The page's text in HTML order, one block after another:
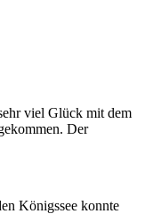
viel Glück mit dem
Der
Königssee konnte